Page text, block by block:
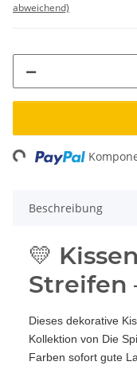
abweichend)
Beschreibung
💛
Streifen
Dieses dekorative
Kollektion von Die
Farben sofort gute